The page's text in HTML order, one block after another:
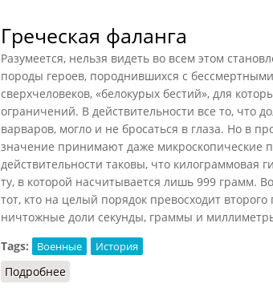
Греческая фаланга
Разумеется, нельзя видеть во всем этом
породы героев, породнившихся с
сверхчеловеков, «белокурых бестий», для
ограничений. В действительности все то, что
варваров, могло и не бросаться в глаза. Но в
значение принимают даже микроскопические
действительности таковы, что килограммовая
ту, в которой насчитывается лишь 999 грамм.
тот, кто на целый порядок превосходит
ничтожные доли секунды, граммы и
Tags:
Военные История
Подробнее